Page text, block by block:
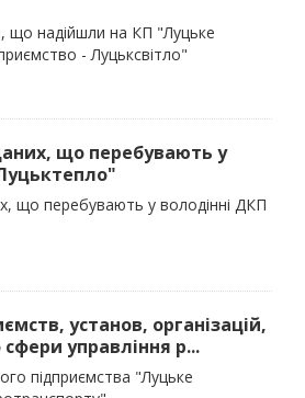
що надійшли на КП "Луцьке
- Луцьксвітло"
що перебувають у
що перебувають у володінні ДКП
установ, організацій,
управління р...
підприємства "Луцьке